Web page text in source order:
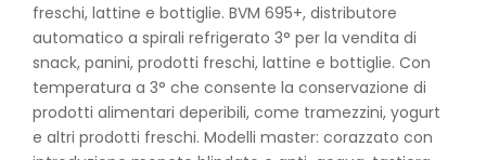
freschi, lattine e bottiglie. BVM 695+, distributore
automatico a spirali refrigerato 3° per la vendita di
snack, panini, prodotti freschi, lattine e bottiglie. Con
temperatura a 3° che consente la conservazione di
prodotti alimentari deperibili, come tramezzini, yogurt
e altri prodotti freschi. Modelli master: corazzato con